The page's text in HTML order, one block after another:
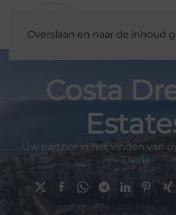
Overslaan en naar de inhoud
Costa
Uw partner in het vinden van
Elviria